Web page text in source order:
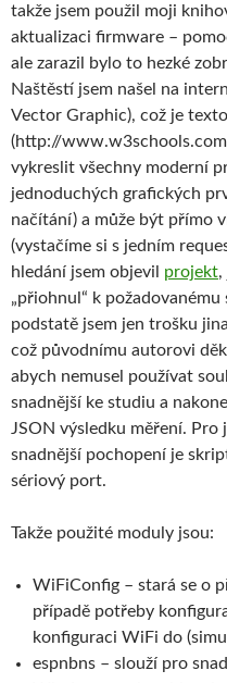
takže jsem použil moji
aktualizaci firmware –
ale zarazil bylo to hezké
Naštěstí jsem našel na
Vector Graphic), což je
(http://
vykreslit všechny moderní
jednoduchých grafických
načítání) a může být přímo
(vystačíme si s jedním
hledání jsem objevil projekt,
„přiohnul“ k
podstatě jsem jen trošku
což původnímu autorovi
abych nemusel používat
snadnější ke studiu a
JSON výsledku měření.
snadnější pochopení je
sériový port.
Takže použité moduly jsou:
WiFiConfig – stará se o
případě potřeby
konfiguraci WiFi do
espnbns – slouží pro